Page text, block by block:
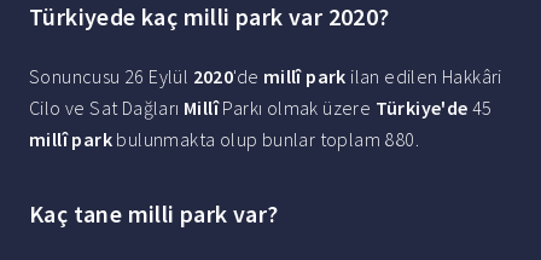
Türkiyede kaç milli park var 2020?
Sonuncusu 26 Eylül 2020'de millî park ilan edilen Hakkâri
Cilo ve Sat Dağları MillîParkı olmak üzere Türkiye'de 45
millî park bulunmakta olup bunlar toplam 880.
Kaç tane milli park var?